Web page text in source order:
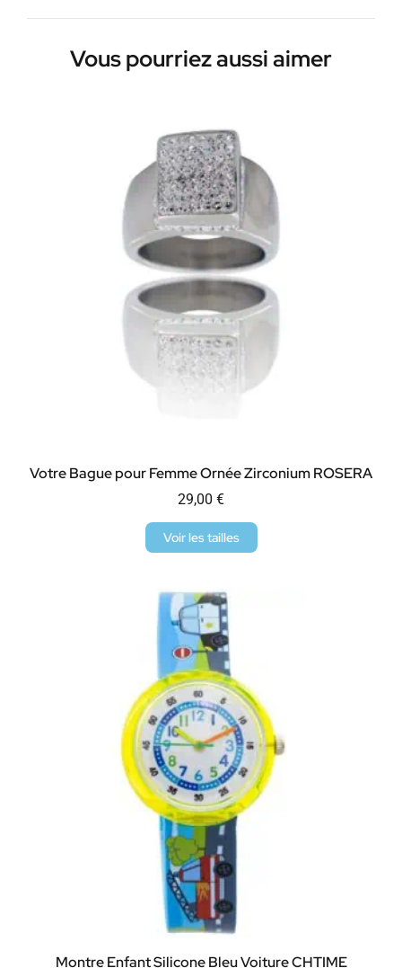
Vous pourriez aussi aimer
Votre Bague pour Femme Ornée Zirconium ROSERA
29,00 €
Voir les tailles
Montre Enfant Silicone Bleu Voiture CHTIME